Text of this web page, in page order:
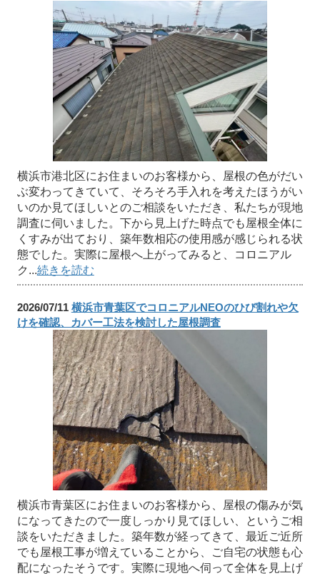
横浜市港北区にお住まいのお客様から、屋根の色がだい
ぶ変わってきていて、そろそろ手入れを考えたほうがい
いのか見てほしいとのご相談をいただき、私たちが現地
調査に伺いました。下から見上げた時点でも屋根全体に
くすみが出ており、築年数相応の使用感が感じられる状
態でした。実際に屋根へ上がってみると、コロニアル
ク...続きを読む
2026/07/11 横浜市青葉区でコロニアルNEOのひび割れや欠
けを確認、カバー工法を検討した屋根調査
横浜市青葉区にお住まいのお客様から、屋根の傷みが気
になってきたので一度しっかり見てほしい、というご相
談をいただきました。築年数が経ってきて、最近ご近所
でも屋根工事が増えていることから、ご自宅の状態も心
配になったそうです。実際に現地へ伺って全体を見上げ